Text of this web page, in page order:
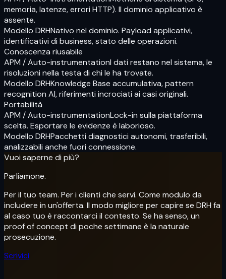
memoria, latenze, errori HTTP). Il dominio applicativo è
assente.
Modello DRHNativo nel dominio. Payload applicativi,
identificativi di business, stato delle operazioni.
Conoscenza riusabile
APM / Auto-instrumentationI dati restano nel sistema, le
risoluzioni nella testa di chi le ha trovate.
Modello DRHKnowledge Base accumulativa, pattern
recognition AI, riferimenti incrociati ai casi originali.
Portabilità
APM / Auto-instrumentationLock-in sulla piattaforma
scelta. Esportare le evidenze è laborioso.
Modello DRHPacchetti diagnostici autonomi, trasferibili,
analizzabili anche fuori connessione.
Vuoi saperne di più?
Parliamone.
Per il tuo team. Per i clienti che servi. Come modulo da
includere in un'offerta. Il modo migliore per capire se DRH fa
al caso tuo è raccontarci il contesto. Se ha senso, un
proof of concept di poche settimane è la naturale
prosecuzione.
Scrivici